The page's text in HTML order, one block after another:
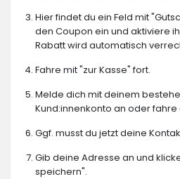
Hier findet du ein Feld mit
den Coupon ein und aktiviere
Rabatt wird automatisch
Fahre mit "zur Kasse" fort.
Melde dich mit deinem
Kund:innenkonto an oder fahre
Ggf. musst du jetzt deine
Gib deine Adresse an und
speichern".